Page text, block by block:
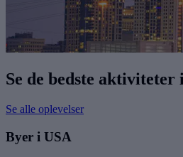
Se de bedste aktiviteter
Se alle oplevelser
Byer i USA